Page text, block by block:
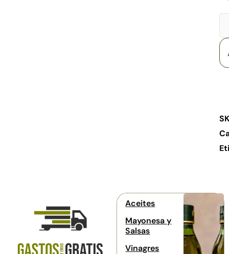
Aceites
Mayonesa y
Salsas
Vinagres